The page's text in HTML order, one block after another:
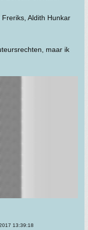
Aldith Hunkar
maar ik
13:39:18